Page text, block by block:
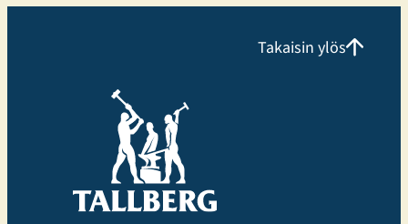
kuntosaliharjoitteluun ja panostaa erityisesti
Liikuntakeskuksessa voi harjoitella omatoimisesti,
Hyrox tunneille tai valita perinteisempiä, tutumpia
ryhmäliikuntatunteja. Uutuuksista erityisen suosittuja
Takaisin ylös